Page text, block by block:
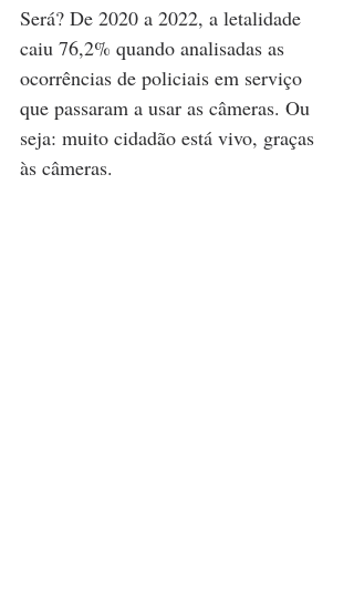
Será? De 2020 a 2022, a letalidade
caiu 76,2% quando analisadas as
ocorrências de policiais em serviço
que passaram a usar as câmeras. Ou
seja: muito cidadão está vivo, graças
às câmeras.